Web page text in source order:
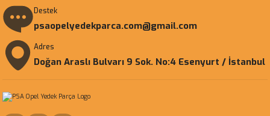
Destek
psaopelyedekparca.com@gmail.com
Adres
Doğan Araslı Bulvarı 9 Sok. No:4 Esenyurt / İstanbul